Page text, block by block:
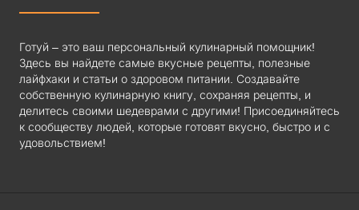
Готуй – это ваш персональный кулинарный помощник!
Здесь вы найдете самые вкусные рецепты, полезные
лайфхаки и статьи о здоровом питании. Создавайте
собственную кулинарную книгу, сохраняя рецепты, и
делитесь своими шедеврами с другими! Присоединяйтесь
к сообществу людей, которые готовят вкусно, быстро и с
удовольствием!